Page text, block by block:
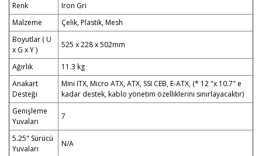
Renk
Iron Gri
Malzeme
Çelik, Plastik, Mesh
Boyutlar ( U
x G x Y )
525 x 228 x 502mm
Ağırlık
11.3 kg
Anakart
Desteği
Mini ITX, Micro ATX, ATX, SSI CEB, E-ATX, (* 12 "x 10.7" e
kadar destek, kablo yönetim özelliklerini sınırlayacaktır)
Genişleme
Yuvaları
7
5.25" Sürücü
Yuvaları
N/A